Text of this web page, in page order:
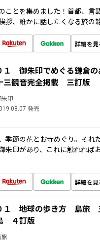
ことを集めました！首都、言
拶、誰かに話したくなる旅の
詳細を見
１ 御朱印でめぐる鎌倉
三観音完全掲載 三訂版
印
発売
季節の花とお寺めぐり。それ
朱印があり、これに触れれば
詳細を見
１ 地球の歩き方 島旅
４訂版
旅